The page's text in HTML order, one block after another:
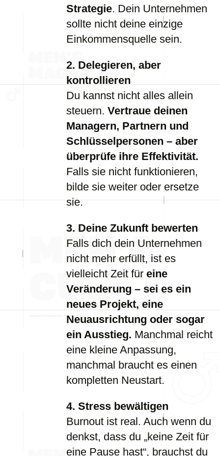
Strategie. Dein Unternehmen
sollte nicht deine einzige
Einkommensquelle sein.
2. Delegieren, aber
kontrollieren
Du kannst nicht alles allein
steuern. Vertraue deinen
Managern, Partnern und
Schlüsselpersonen – aber
überprüfe ihre Effektivität.
Falls sie nicht funktionieren,
bilde sie weiter oder ersetze
sie.
3. Deine Zukunft bewerten
Falls dich dein Unternehmen
nicht mehr erfüllt, ist es
vielleicht Zeit für eine
Veränderung – sei es ein
neues Projekt, eine
Neuausrichtung oder sogar
ein Ausstieg. Manchmal reicht
eine kleine Anpassung,
manchmal braucht es einen
kompletten Neustart.
4. Stress bewältigen
Burnout ist real. Auch wenn du
denkst, dass du „keine Zeit für
eine Pause hast“, brauchst du